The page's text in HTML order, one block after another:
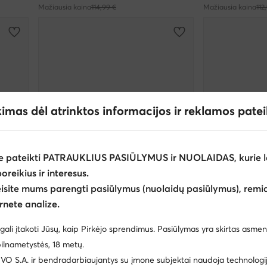
Mažiausia kaina114,99 € Mažiausia kaina
Palanki kaina
D.A.T.E.
Laisvalaikio batai · Balta
Dabartinė kaina
92,99€
D.A.T.E.
Dabartinė kaina
90,95 €
dėl atrinktos informacijos ir reklamos
pateikti PATRAUKLIUS PASIŪLYMUS ir NUOLAIDAS, kurie
ir interesus.
mums parengti pasiūlymus (nuolaidų pasiūlymus),
analize.
įtakoti Jūsų, kaip Pirkėjo sprendimus. Pasiūlymas yra skirtas
18 metų.
S.A. ir bendradarbiaujantys su įmone subjektai naudoja